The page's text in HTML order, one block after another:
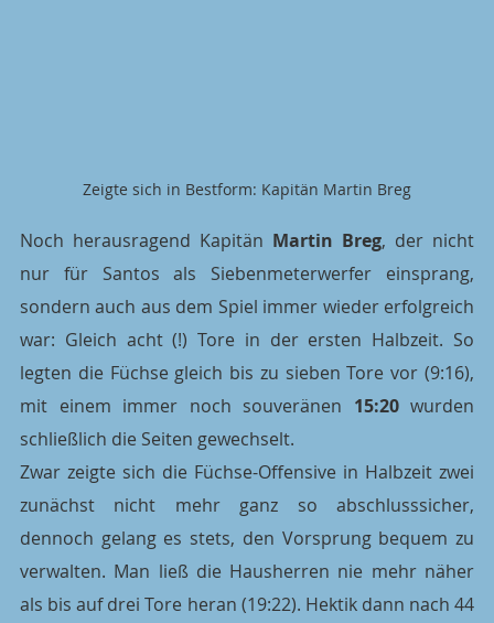
Zeigte sich in Bestform: Kapitän Martin Breg
Noch herausragend Kapitän Martin Breg, der nicht
nur für Santos als Siebenmeterwerfer einsprang,
sondern auch aus dem Spiel immer wieder erfolgreich
war: Gleich acht (!) Tore in der ersten Halbzeit. So
legten die Füchse gleich bis zu sieben Tore vor (9:16),
mit einem immer noch souveränen 15:20 wurden
schließlich die Seiten gewechselt.
Zwar zeigte sich die Füchse-Offensive in Halbzeit zwei
zunächst nicht mehr ganz so abschlusssicher,
dennoch gelang es stets, den Vorsprung bequem zu
verwalten. Man ließ die Hausherren nie mehr näher
als bis auf drei Tore heran (19:22). Hektik dann nach 44